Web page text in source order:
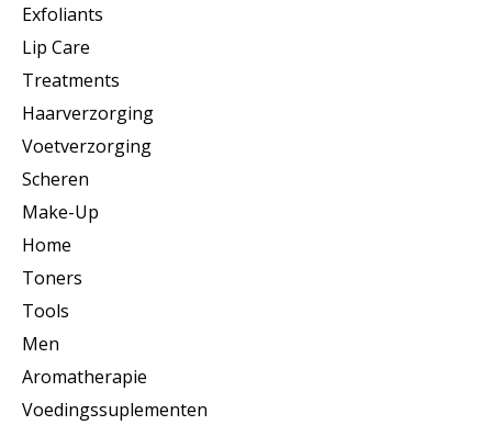
Exfoliants
Lip Care
Treatments
Haarverzorging
Voetverzorging
Scheren
Make-Up
Home
Toners
Tools
Men
Aromatherapie
Voedingssuplementen